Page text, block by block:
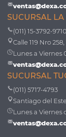
SUCURSAL LA
(011) 15-3792-9710
Calle 119 Nro
Lunes a Viernes
SUCURSAL
(011) 5717-4793
Santiago del
Lunes a Viernes